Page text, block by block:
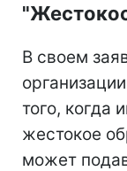
В своем
того, когда
жестокое
может